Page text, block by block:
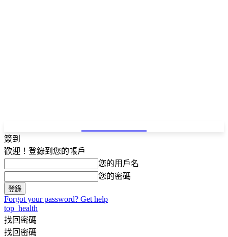
簽到
歡迎！登錄到您的帳戶
您的用戶名
您的密碼
Forgot your password? Get help
top_health
找回密碼
找回密碼